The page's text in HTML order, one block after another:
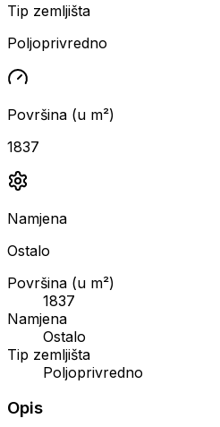
Tip zemljišta
Poljoprivredno
Površina (u m²)
1837
Namjena
Ostalo
Površina (u m²)
1837
Namjena
Ostalo
Tip zemljišta
Poljoprivredno
Opis